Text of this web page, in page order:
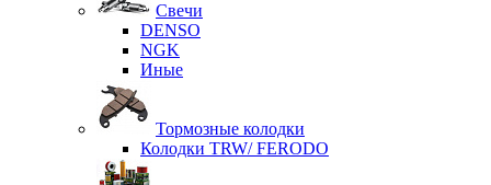
Свечи
DENSO
NGK
Иные
Тормозные колодки
Колодки TRW/ FERODO